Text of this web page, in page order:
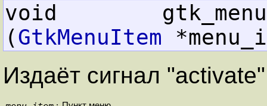
void
(GtkMenuItem
Издаёт сигнал